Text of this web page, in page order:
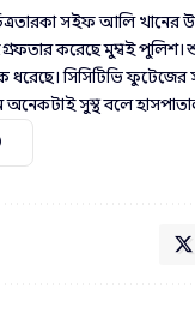
সইফ আলি খানের
করেছে মুম্বই পুলিশ।
ধরেছে। সিসিটিভি ফুটেজের
সুস্থ বলে হাসপাতাল